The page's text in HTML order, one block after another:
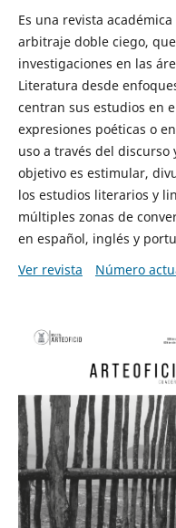
Es una revista
arbitraje doble ciego,
investigaciones en las
Literatura desde
centran sus estudios en
expresiones poéticas o
uso a través del discurso
objetivo es estimular,
los estudios literarios y
múltiples zonas de
en español, inglés y
Ver revista
Número